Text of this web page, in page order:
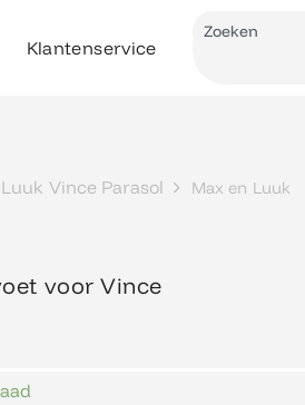
Klantenservice
Search
Vince Parasol
Max en Luuk
voor Vince